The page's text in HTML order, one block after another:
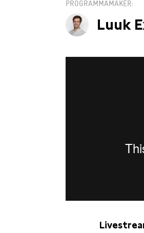
PROGRAMMAMAKER
Luuk